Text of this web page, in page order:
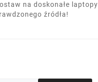
na doskonałe laptopy
źródła!